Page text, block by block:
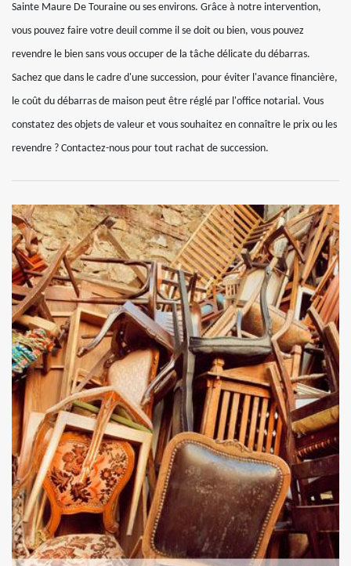
Sainte Maure De Touraine ou ses environs. Grâce à notre intervention,
vous pouvez faire votre deuil comme il se doit ou bien, vous pouvez
revendre le bien sans vous occuper de la tâche délicate du débarras.
Sachez que dans le cadre d'une succession, pour éviter l'avance financière,
le coût du débarras de maison peut être réglé par l'office notarial. Vous
constatez des objets de valeur et vous souhaitez en connaître le prix ou les
revendre ? Contactez-nous pour tout rachat de succession.